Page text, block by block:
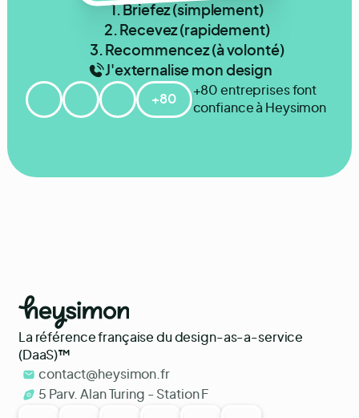
1. Briefez (simplement)
2. Recevez (rapidement)
3. Recommencez (à volonté)
J'externalise mon design
+80
+80 entreprises font
confiance à Heysimon
La référence française du design-as-a-service
(DaaS)™
contact@heysimon.fr
5 Parv. Alan Turing - Station F